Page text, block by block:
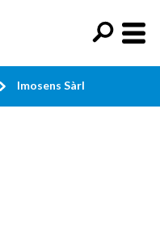
Imosens Sàrl